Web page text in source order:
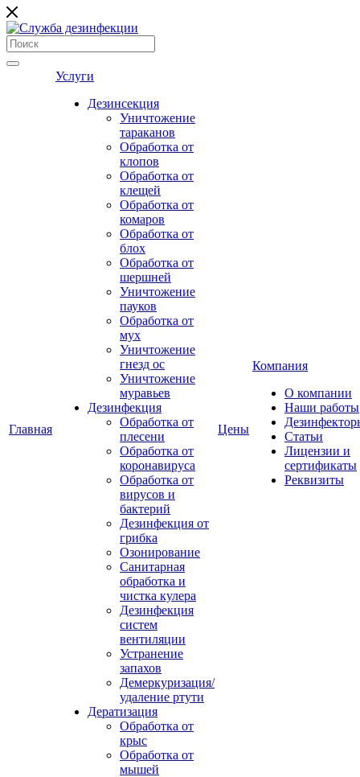
Главная
Услуги
Дезинсекция
Уничтожение
тараканов
Обработка от
клопов
Обработка от
клещей
Обработка от
комаров
Обработка от
блох
Обработка от
шершней
Уничтожение
пауков
Обработка от
мух
Уничтожение
гнезд ос
Уничтожение
муравьев
Дезинфекция
Обработка от
плесени
Обработка от
коронавируса
Обработка от
вирусов и
бактерий
Дезинфекция от
грибка
Озонирование
Санитарная
обработка и
чистка кулера
Дезинфекция
систем
вентиляции
Устранение
запахов
Демеркуризация/
удаление ртути
Дератизация
Обработка от
крыс
Обработка от
мышей
Цены
Компания
О компании
Наши работы
Статьи
Лицензии и
сертификаты
Реквизиты